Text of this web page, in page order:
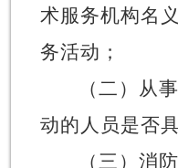
术服务机构名
务活动；
（二）从
动的人员是否
（三）消